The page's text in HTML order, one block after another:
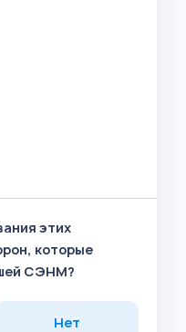
этих
которые
СЭНМ?
Нет